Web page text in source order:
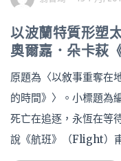
以波蘭特質形塑
奧爾嘉．朵卡萩
原題為〈以敘事重奪在
的時間》〉。小標題為
死亡在追逐，永恆在等
說《航班》（Flight）